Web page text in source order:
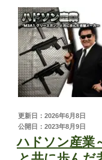
更新日：2026年6月8日
公開日：2023年8月9日
ハドソン産業